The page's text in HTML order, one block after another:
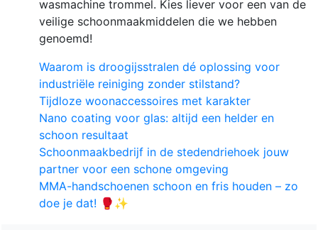
wasmachine trommel. Kies liever voor een van de
veilige schoonmaakmiddelen die we hebben
genoemd!
Waarom is droogijsstralen dé oplossing voor
industriële reiniging zonder stilstand?
Tijdloze woonaccessoires met karakter
Nano coating voor glas: altijd een helder en
schoon resultaat
Schoonmaakbedrijf in de stedendriehoek jouw
partner voor een schone omgeving
MMA-handschoenen schoon en fris houden – zo
doe je dat! 🥊✨